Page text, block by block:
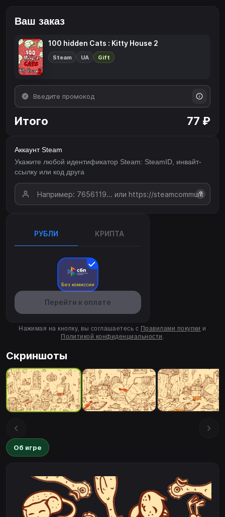
Ваш заказ
100 hidden Cats : Kitty House 2
Steam UA Gift
Итого 77 ₽
Аккаунт Steam
Укажите любой идентификатор Steam: SteamID, инвайт-
ссылку или код друга
?
РУБЛИ КРИПТА
Без комиссии
Перейти к оплате
Нажимая на кнопку, вы соглашаетесь с Правилами покупки и
Политикой конфиденциальности.
Скриншоты
Об игре